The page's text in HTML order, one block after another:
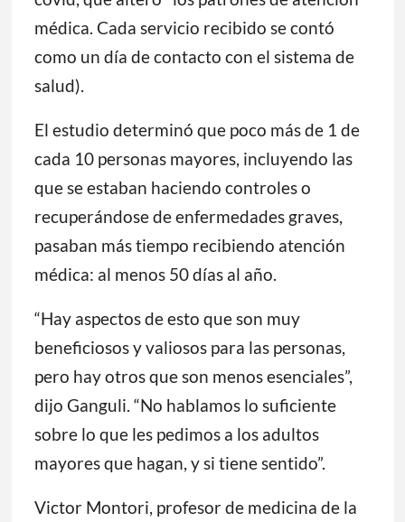
médica. Cada servicio recibido se contó
como un día de contacto con el sistema de
salud).
El estudio determinó que poco más de 1 de
cada 10 personas mayores, incluyendo las
que se estaban haciendo controles o
recuperándose de enfermedades graves,
pasaban más tiempo recibiendo atención
médica: al menos 50 días al año.
“Hay aspectos de esto que son muy
beneficiosos y valiosos para las personas,
pero hay otros que son menos esenciales”,
dijo Ganguli. “No hablamos lo suficiente
sobre lo que les pedimos a los adultos
mayores que hagan, y si tiene sentido”.
Victor Montori, profesor de medicina de la